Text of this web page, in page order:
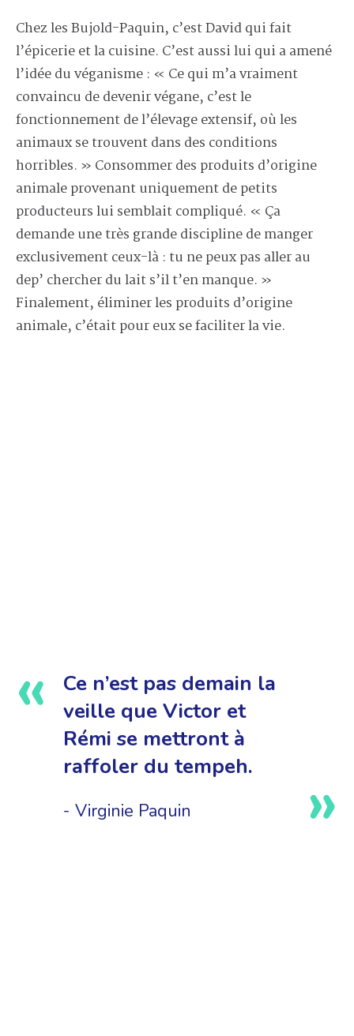
Chez les Bujold-Paquin, c’est David qui fait
l’épicerie et la cuisine. C’est aussi lui qui a amené
l’idée du véganisme : « Ce qui m’a vraiment
convaincu de devenir végane, c’est le
fonctionnement de l’élevage extensif, où les
animaux se trouvent dans des conditions
horribles. » Consommer des produits d’origine
animale provenant uniquement de petits
producteurs lui semblait compliqué. « Ça
demande une très grande discipline de manger
exclusivement ceux-là : tu ne peux pas aller au
dep’ chercher du lait s’il t’en manque. »
Finalement, éliminer les produits d’origine
animale, c’était pour eux se faciliter la vie.
Ce n’est pas demain la
veille que Victor et
Rémi se mettront à
raffoler du tempeh.
Virginie Paquin